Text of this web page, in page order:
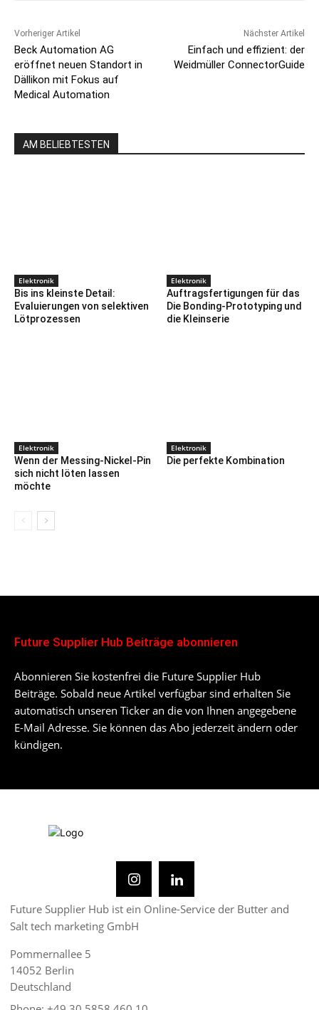
Vorheriger Artikel
Beck Automation AG
eröffnet neuen Standort in
Dällikon mit Fokus auf
Medical Automation
Nächster Artikel
Einfach und effizient: der
Weidmüller ConnectorGuide
AM BELIEBTESTEN
Elektronik
Bis ins kleinste Detail:
Evaluierungen von selektiven
Lötprozessen
Elektronik
Auftragsfertigungen für das
Die Bonding-Prototyping und
die Kleinserie
Elektronik
Wenn der Messing-Nickel-Pin
sich nicht löten lassen
möchte
Elektronik
Die perfekte Kombination
Future Supplier Hub Beiträge abonnieren
Abonnieren Sie kostenfrei die Future Supplier Hub
Beiträge. Sobald neue Artikel verfügbar sind erhalten Sie
automatisch unseren Ticker an die von Ihnen angegebene
E-Mail Adresse. Sie können das Abo jederzeit ändern oder
kündigen.
Future Supplier Hub ist ein Online-Service der Butter and
Salt tech marketing GmbH
Pommernallee 5
14052 Berlin
Deutschland